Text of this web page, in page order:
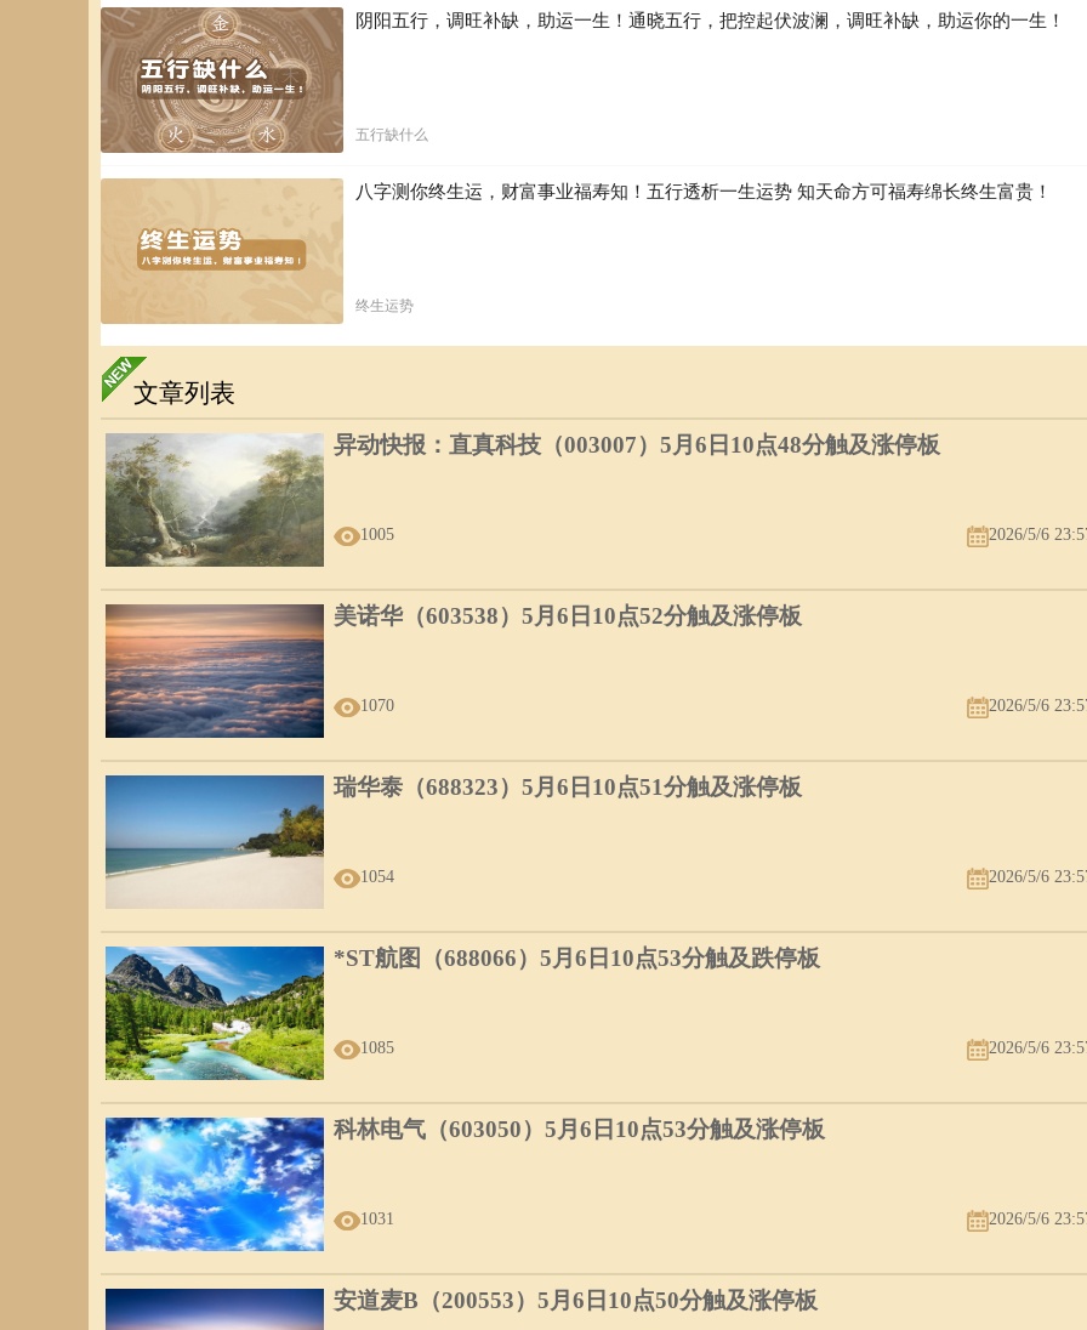
阴阳五行，调旺补缺，助运一生！通晓五行，把控起伏波澜，调旺补缺，助运你的一生！
五行缺什么
八字测你终生运，财富事业福寿知！五行透析一生运势 知天命方可福寿绵长终生富贵！
终生运势
文章列表
异动快报：直真科技（003007）5月6日10点48分触及涨停板
1005 2026/5/6
美诺华（603538）5月6日10点52分触及涨停板
1070 2026/5/6
瑞华泰（688323）5月6日10点51分触及涨停板
1054 2026/5/6
*ST航图（688066）5月6日10点53分触及跌停板
1085 2026/5/6
科林电气（603050）5月6日10点53分触及涨停板
1031 2026/5/6
安道麦B（200553）5月6日10点50分触及涨停板